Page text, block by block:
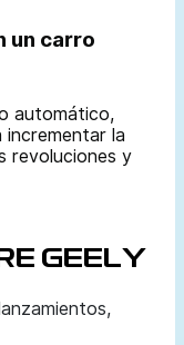
un carro
automático,
incrementar la
revoluciones y
GEELY